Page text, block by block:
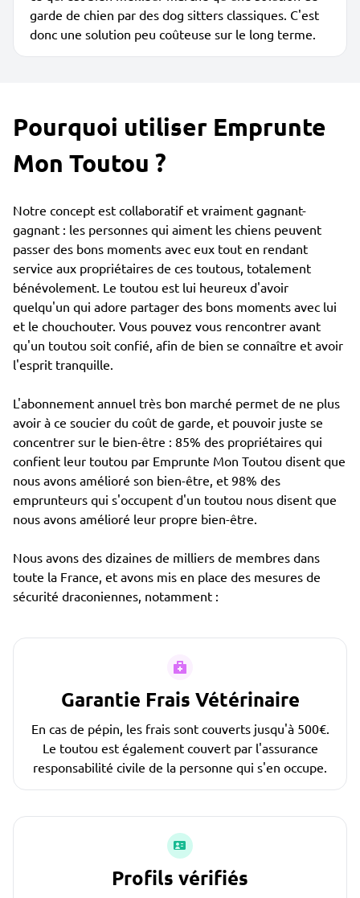
garde de chien par des dog sitters classiques. C'est
donc une solution peu coûteuse sur le long terme.
Pourquoi utiliser Emprunte
Mon Toutou ?
Notre concept est collaboratif et vraiment gagnant-
gagnant : les personnes qui aiment les chiens peuvent
passer des bons moments avec eux tout en rendant
service aux propriétaires de ces toutous, totalement
bénévolement. Le toutou est lui heureux d'avoir
quelqu'un qui adore partager des bons moments avec lui
et le chouchouter. Vous pouvez vous rencontrer avant
qu'un toutou soit confié, afin de bien se connaître et avoir
l'esprit tranquille.
L'abonnement annuel très bon marché permet de ne plus
avoir à ce soucier du coût de garde, et pouvoir juste se
concentrer sur le bien-être : 85% des propriétaires qui
confient leur toutou par Emprunte Mon Toutou disent que
nous avons amélioré son bien-être, et 98% des
emprunteurs qui s'occupent d'un toutou nous disent que
nous avons amélioré leur propre bien-être.
Nous avons des dizaines de milliers de membres dans
toute la France, et avons mis en place des mesures de
sécurité draconiennes, notamment :
Garantie Frais Vétérinaire
En cas de pépin, les frais sont couverts jusqu'à 500€.
Le toutou est également couvert par l'assurance
responsabilité civile de la personne qui s'en occupe.
Profils vérifiés